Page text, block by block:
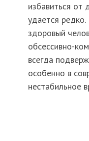
избавиться от
удается
здоровый
обсессивно-
всегда
особенно в
нестабильное